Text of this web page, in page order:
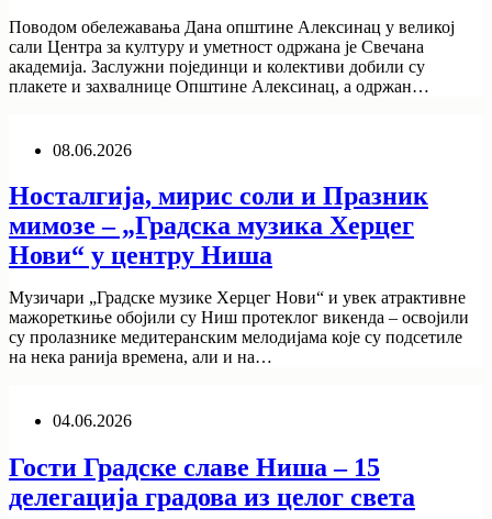
Поводом обележавања Дана општине Алексинац у великој
сали Центра за културу и уметност одржана је Свечана
академија. Заслужни појединци и колективи добили су
плакете и захвалнице Општине Алексинац, а одржан…
08.06.2026
Носталгија, мирис соли и Празник
мимозе – „Градска музика Херцег
Нови“ у центру Ниша
Музичари „Градске музике Херцег Нови“ и увек атрактивне
мажореткиње обојили су Ниш протеклог викенда – освојили
су пролазнике медитеранским мелодијама које су подсетиле
на нека ранија времена, али и на…
04.06.2026
Гости Градске славе Ниша – 15
делегација градова из целог света